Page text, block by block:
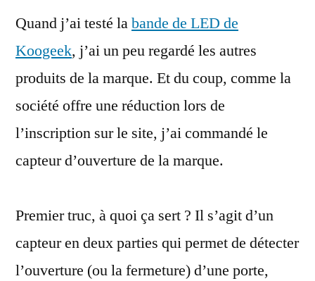
capteurs
de
portes
d’Elgato
et
Koogeek
Quand j’ai testé labande de LED de
Koogeek, j’ai un peu regardé les autres
produits de la marque. Et du coup, comme la
société offre une réduction lors de
l’inscription sur le site, j’ai commandé le
capteur d’ouverture de la marque.
Premier truc, à quoi ça sert ? Il s’agit d’un
capteur en deux parties qui permet de détecter
l’ouverture (ou la fermeture) d’une porte,